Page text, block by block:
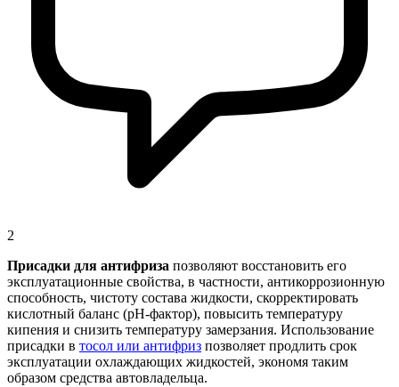
2
Присадки для антифриза позволяют восстановить его
эксплуатационные свойства, в частности, антикоррозионную
способность, чистоту состава жидкости, скорректировать
кислотный баланс (рН-фактор), повысить температуру
кипения и снизить температуру замерзания. Использование
присадки в тосол или антифриз позволяет продлить срок
эксплуатации охлаждающих жидкостей, экономя таким
образом средства автовладельца.